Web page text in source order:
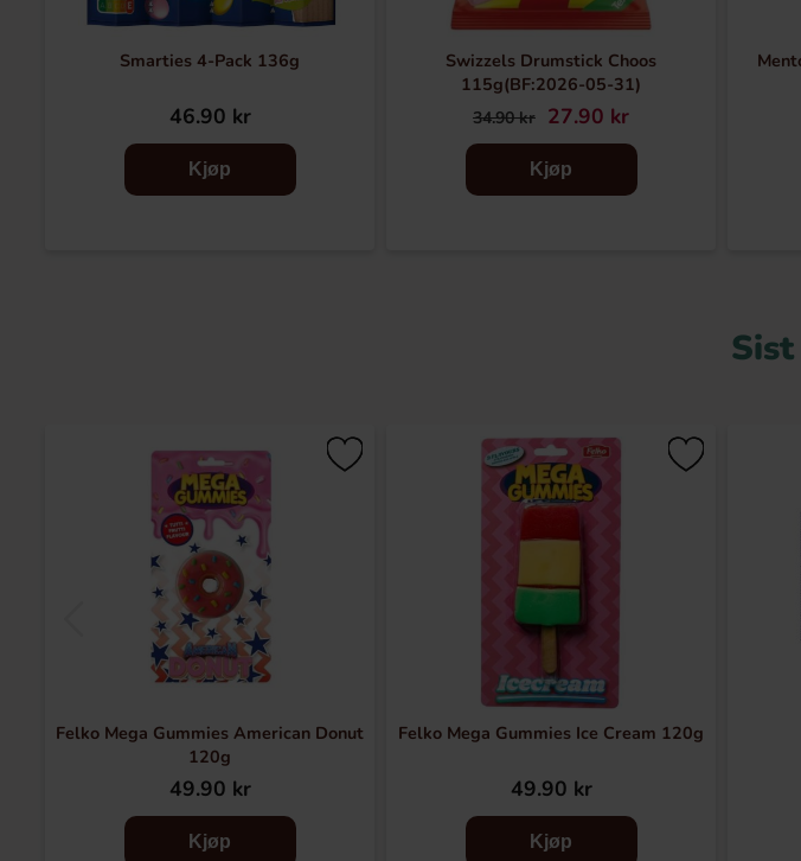
Smarties 4-Pack 136g
46.90 kr
Kjøp
Swizzels Drumstick Choos
115g(BF:2026-05-31)
34.90 kr 27.90 kr
Kjøp
Felko Mega Gummies American Donut
120g
49.90 kr
Kjøp
Felko Mega Gummies Ice Cream 120g
49.90 kr
Kjøp